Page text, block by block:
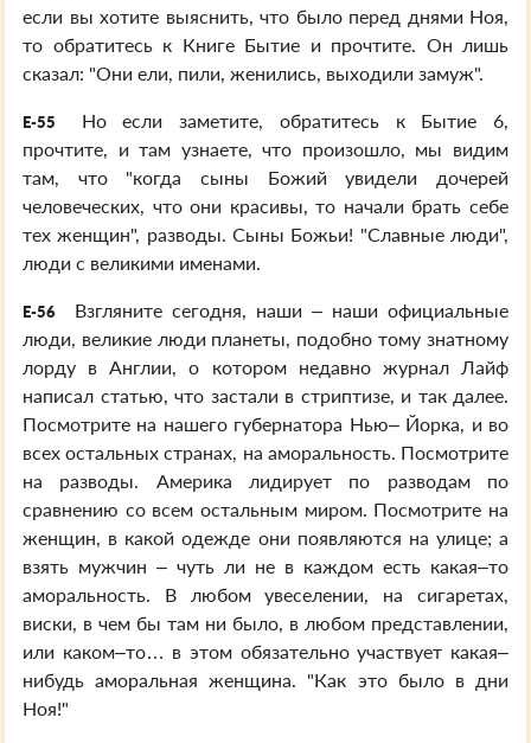
если вы хотите выяснить, что было перед днями Ноя,
то обратитесь к Книге Бытие и прочтите. Он лишь
сказал: "Они ели, пили, женились, выходили замуж".
E-55
Но если заметите, обратитесь к Бытие 6,
прочтите, и там узнаете, что произошло, мы видим
там, что "когда сыны Божий увидели дочерей
человеческих, что они красивы, то начали брать себе
тех женщин", разводы. Сыны Божьи! "Славные люди",
люди с великими именами.
E-56
Взгляните сегодня, наши – наши официальные
люди, великие люди планеты, подобно тому знатному
лорду в Англии, о котором недавно журнал Лайф
написал статью, что застали в стриптизе, и так далее.
Посмотрите на нашего губернатора Нью– Йорка, и во
всех остальных странах, на аморальность. Посмотрите
на разводы. Америка лидирует по разводам по
сравнению со всем остальным миром. Посмотрите на
женщин, в какой одежде они появляются на улице; а
взять мужчин – чуть ли не в каждом есть какая–то
аморальность. В любом увеселении, на сигаретах,
виски, в чем бы там ни было, в любом представлении,
или каком–то… в этом обязательно участвует какая–
нибудь аморальная женщина. "Как это было в дни
Ноя!"